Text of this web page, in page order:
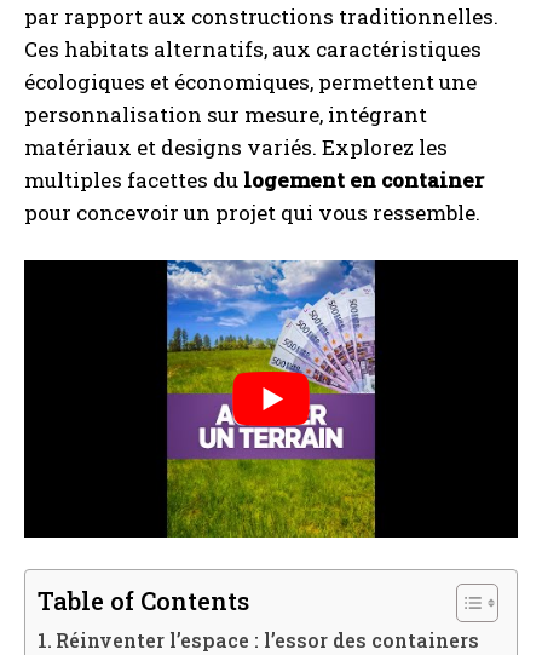
par rapport aux constructions traditionnelles.
Ces habitats alternatifs, aux caractéristiques
écologiques et économiques, permettent une
personnalisation sur mesure, intégrant
matériaux et designs variés. Explorez les
multiples facettes du logement en container
pour concevoir un projet qui vous ressemble.
Table of Contents
Réinventer l’espace : l’essor des containers